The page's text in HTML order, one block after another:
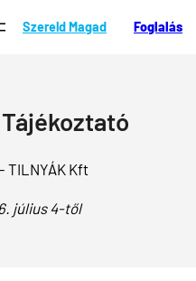
Szereld Magad Foglalás
TILNYÁK Kft
július 4-től